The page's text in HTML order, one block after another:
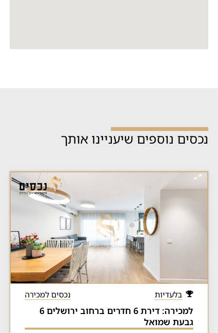
נכסים נוספים שיעניינו אותך
בלעדיות נכסים למכירה
למכירה: דירת 6 חדרים ברחוב ירושלים 6
גבעת שמואל